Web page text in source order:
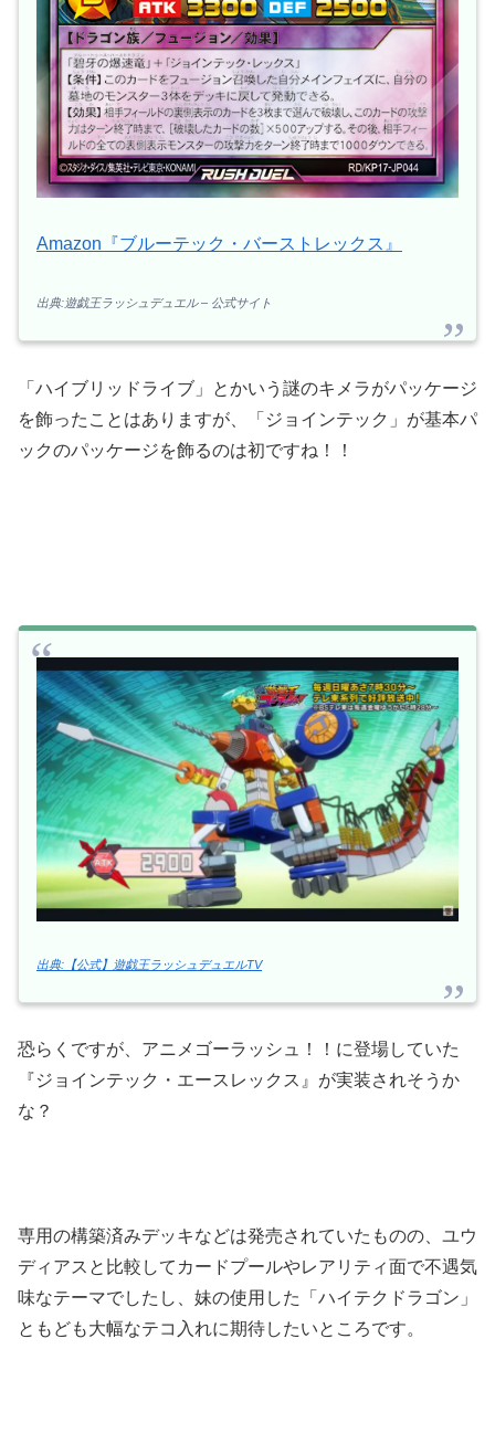
Amazon『ブルーテック・バーストレックス』
出典:遊戯王ラッシュデュエル – 公式サイト
「ハイブリッドライブ」とかいう謎のキメラがパッケージ
を飾ったことはありますが、「ジョインテック」が基本パ
ックのパッケージを飾るのは初ですね！！
出典:【公式】遊戯王ラッシュデュエルTV
恐らくですが、アニメゴーラッシュ！！に登場していた
『ジョインテック・エースレックス』が実装されそうか
な？
専用の構築済みデッキなどは発売されていたものの、ユウ
ディアスと比較してカードプールやレアリティ面で不遇気
味なテーマでしたし、妹の使用した「ハイテクドラゴン」
ともども大幅なテコ入れに期待したいところです。